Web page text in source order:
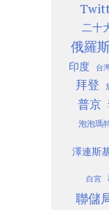
二十
俄羅
印度
台
拜登
普京
泡泡瑪
澤連斯
白宮
聯儲